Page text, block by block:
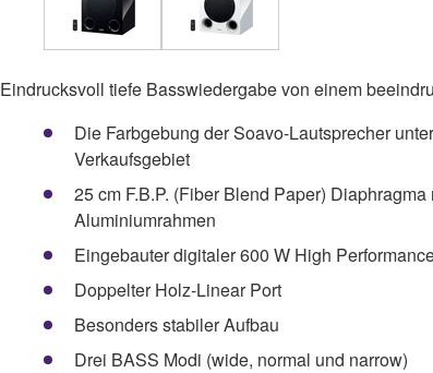
Eindrucksvoll tiefe Basswiedergabe von einem
Die Farbgebung der Soavo-Lautsprecher
Verkaufsgebiet
25 cm F.B.P. (Fiber Blend Paper)
Aluminiumrahmen
Eingebauter digitaler 600 W High
Doppelter Holz-Linear Port
Besonders stabiler Aufbau
Drei BASS Modi (wide, normal und narrow)